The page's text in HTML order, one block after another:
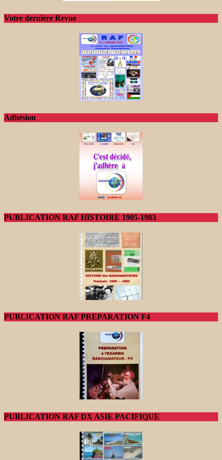
Votre dernière Revue
Adhésion
PUBLICATION RAF HISTOIRE 1905-1983
PUBLICATION RAF PREPARATION F4
PUBLICATION RAF DX ASIE PACIFIQUE